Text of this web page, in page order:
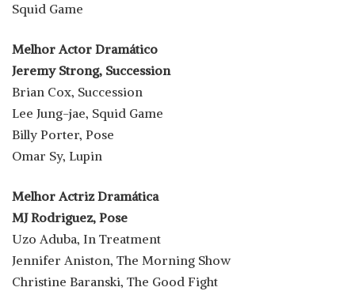
Squid Game
Melhor Actor Dramático
Jeremy Strong, Succession
Brian Cox, Succession
Lee Jung-jae, Squid Game
Billy Porter, Pose
Omar Sy, Lupin
Melhor Actriz Dramática
MJ Rodriguez, Pose
Uzo Aduba, In Treatment
Jennifer Aniston, The Morning Show
Christine Baranski, The Good Fight